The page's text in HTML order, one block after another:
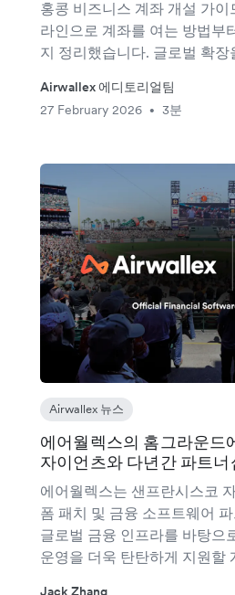
홍콩 비즈니스 계좌 개설 가이
라인으로 계좌를 여는 방법부
지 정리했습니다. 글로벌 확장
Airwallex 에디토리얼팀
27 February 2026
• 3분
Airwallex 뉴스
에어월렉스의 홈그라운드
자이언츠와 다년간 파트너
에어월렉스는 샌프란시스코
폼 패치 및 금융 소프트웨어
글로벌 금융 인프라를 바탕으
운영을 더욱 탄탄하게 지원할
Jack Zhang